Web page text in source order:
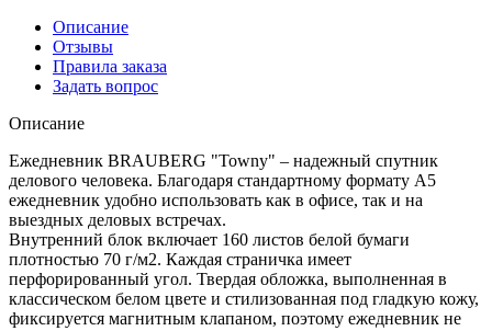
Описание
Отзывы
Правила заказа
Задать вопрос
Описание
Ежедневник BRAUBERG "Towny" – надежный спутник
делового человека. Благодаря стандартному формату А5
ежедневник удобно использовать как в офисе, так и на
выездных деловых встречах.
Внутренний блок включает 160 листов белой бумаги
плотностью 70 г/м2. Каждая страничка имеет
перфорированный угол. Твердая обложка, выполненная в
классическом белом цвете и стилизованная под гладкую кожу,
фиксируется магнитным клапаном, поэтому ежедневник не